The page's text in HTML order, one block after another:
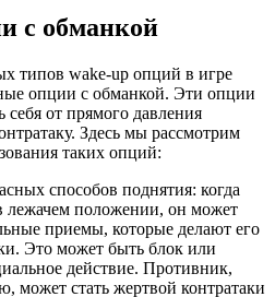
с обманкой
типов wake-up опций в игре
опции с обманкой. Эти опции
от прямого давления
Здесь мы рассмотрим
таких опций:
способов поднятия: когда
лежачем положении, он может
приемы, которые делают его
Это может быть блок или
действие. Противник,
может стать жертвой контратаки